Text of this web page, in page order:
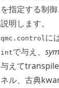
を指定する制
説明します。
qmc.controlに
intで与え、
与えてtranspile
ネル、古典